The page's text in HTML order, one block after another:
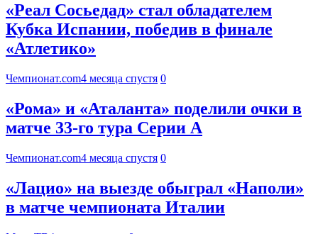
«Реал Сосьедад» стал обладателем
Кубка Испании, победив в финале
«Атлетико»
Чемпионат.com4 месяца спустя 0
«Рома» и «Аталанта» поделили очки в
матче 33-го тура Серии А
Чемпионат.com4 месяца спустя 0
«Лацио» на выезде обыграл «Наполи»
в матче чемпионата Италии